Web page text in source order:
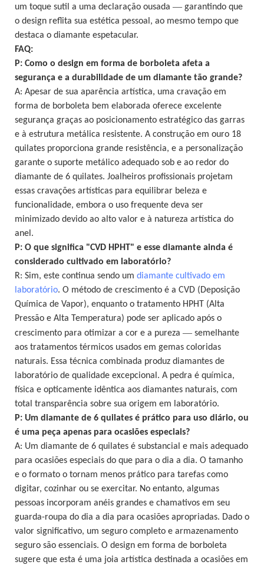
um toque sutil a uma declaração ousada — garantindo que
o design reflita sua estética pessoal, ao mesmo tempo que
destaca o diamante espetacular.
FAQ:
P: Como o design em forma de borboleta afeta a
segurança e a durabilidade de um diamante tão grande?
A: Apesar de sua aparência artística, uma cravação em
forma de borboleta bem elaborada oferece excelente
segurança graças ao posicionamento estratégico das garras
e à estrutura metálica resistente. A construção em ouro 18
quilates proporciona grande resistência, e a personalização
garante o suporte metálico adequado sob e ao redor do
diamante de 6 quilates. Joalheiros profissionais projetam
essas cravações artísticas para equilibrar beleza e
funcionalidade, embora o uso frequente deva ser
minimizado devido ao alto valor e à natureza artística do
anel.
P: O que significa "CVD HPHT" e esse diamante ainda é
considerado cultivado em laboratório?
R: Sim, este continua sendo um diamante cultivado em
laboratório. O método de crescimento é a CVD (Deposição
Química de Vapor), enquanto o tratamento HPHT (Alta
Pressão e Alta Temperatura) pode ser aplicado após o
crescimento para otimizar a cor e a pureza — semelhante
aos tratamentos térmicos usados ​​em gemas coloridas
naturais. Essa técnica combinada produz diamantes de
laboratório de qualidade excepcional. A pedra é química,
física e opticamente idêntica aos diamantes naturais, com
total transparência sobre sua origem em laboratório.
P: Um diamante de 6 quilates é prático para uso diário, ou
é uma peça apenas para ocasiões especiais?
A: Um diamante de 6 quilates é substancial e mais adequado
para ocasiões especiais do que para o dia a dia. O tamanho
e o formato o tornam menos prático para tarefas como
digitar, cozinhar ou se exercitar. No entanto, algumas
pessoas incorporam anéis grandes e chamativos em seu
guarda-roupa do dia a dia para ocasiões apropriadas. Dado o
valor significativo, um seguro completo e armazenamento
seguro são essenciais. O design em forma de borboleta
sugere que esta é uma joia artística destinada a ocasiões em